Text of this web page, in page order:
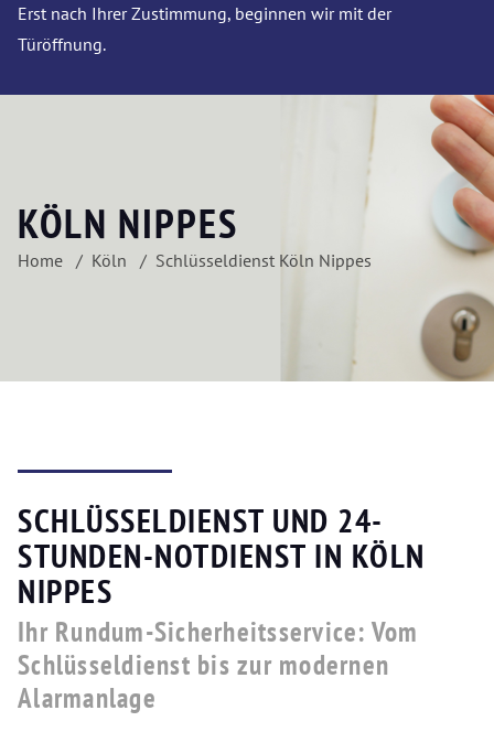
Erst nach Ihrer Zustimmung, beginnen wir mit der
Türöffnung.
KÖLN NIPPES
Home Köln Schlüsseldienst Köln Nippes
SCHLÜSSELDIENST UND 24-
STUNDEN-NOTDIENST IN KÖLN
NIPPES
Ihr Rundum-Sicherheitsservice: Vom
Schlüsseldienst bis zur modernen
Alarmanlage